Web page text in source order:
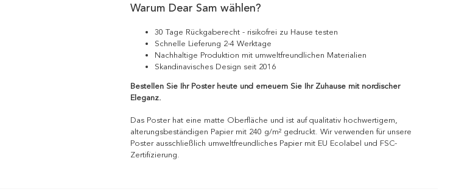
Warum Dear Sam wählen?
30 Tage Rückgaberecht - risikofrei zu Hause testen
Schnelle Lieferung 2-4 Werktage
Nachhaltige Produktion mit umweltfreundlichen Materialien
Skandinavisches Design seit 2016
Bestellen Sie Ihr Poster heute und erneuern Sie Ihr Zuhause mit nordischer
Eleganz.
Das Poster hat eine matte Oberfläche und ist auf qualitativ hochwertigem,
alterungsbeständigen Papier mit 240 g/m² gedruckt. Wir verwenden für unsere
Poster ausschließlich umweltfreundliches Papier mit EU Ecolabel und FSC-
Zertifizierung.